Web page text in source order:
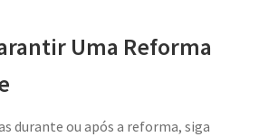
Uma Reforma
durante ou após a reforma, siga